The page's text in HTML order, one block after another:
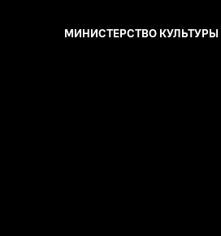
МИНИСТЕРСТВО КУЛЬТУРЫ